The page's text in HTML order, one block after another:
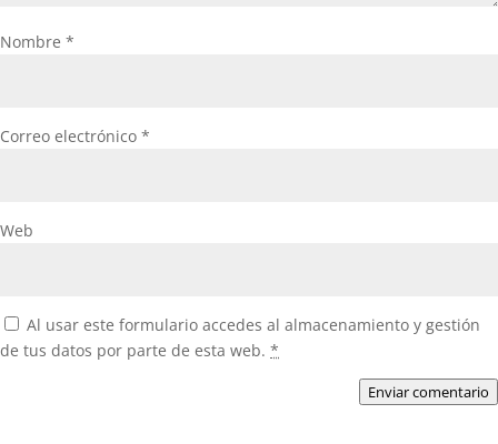
Nombre *
Correo electrónico *
Web
Al usar este formulario accedes al almacenamiento y gestión
de tus datos por parte de esta web. *
Enviar comentario